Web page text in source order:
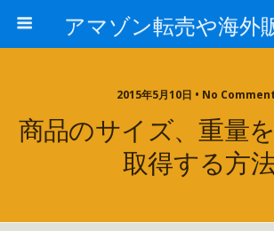
2015年5月10日 • No
商品のサイズ、重量
取得する方